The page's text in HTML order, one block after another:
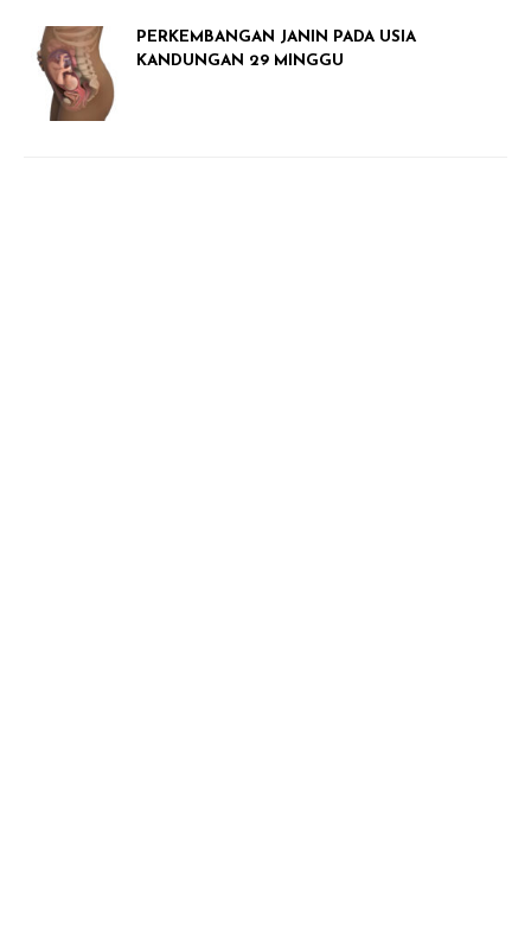
PERKEMBANGAN JANIN PADA USIA
KANDUNGAN 29 MINGGU